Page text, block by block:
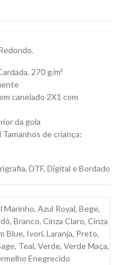
270 g/m²
canelado 2X1 com
da gola
de criança:
DTF, Digital e Bordado
Marinho, Azul Royal, Bege,
Branco, Cinza Claro, Cinza
Blue, Ivori, Laranja, Preto,
Teal, Verde, Verde Maça,
Enegrecido